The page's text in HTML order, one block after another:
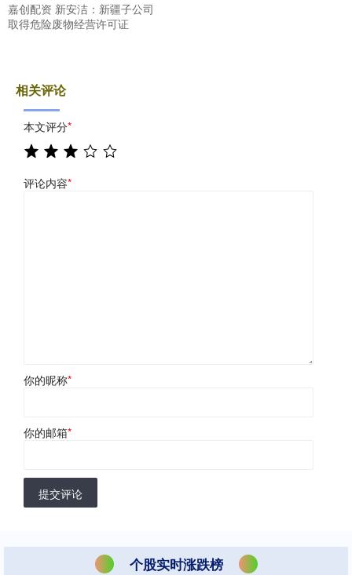
嘉创配资 新安洁：新疆子公司
取得危险废物经营许可证
相关评论
本文评分*
评论内容*
你的昵称*
你的邮箱*
提交评论
个股实时涨跌榜